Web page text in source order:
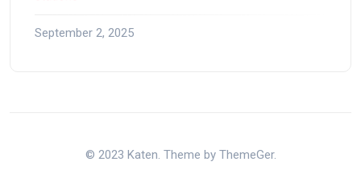
September 2, 2025
© 2023 Katen. Theme by ThemeGer.